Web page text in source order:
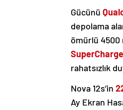
Gücünü
depolama
ömürlü 4500
SuperCharge
rahatsızlık
Nova 12s’in
Ay Ekran